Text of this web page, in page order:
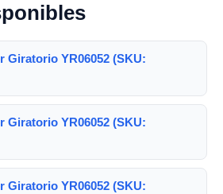
Giratorio YR06052 (SKU:
Giratorio YR06052 (SKU:
Giratorio YR06052 (SKU: